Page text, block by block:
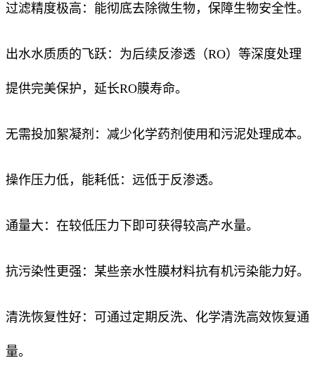
过滤精度极高：能彻底去除微生物，保障生物安全性。
出水水质质的飞跃：为后续反渗透（RO）等深度处理
提供完美保护，延长RO膜寿命。
无需投加絮凝剂：减少化学药剂使用和污泥处理成本。
操作压力低，能耗低：远低于反渗透。
通量大：在较低压力下即可获得较高产水量。
抗污染性更强：某些亲水性膜材料抗有机污染能力好。
清洗恢复性好：可通过定期反洗、化学清洗高效恢复通
量。